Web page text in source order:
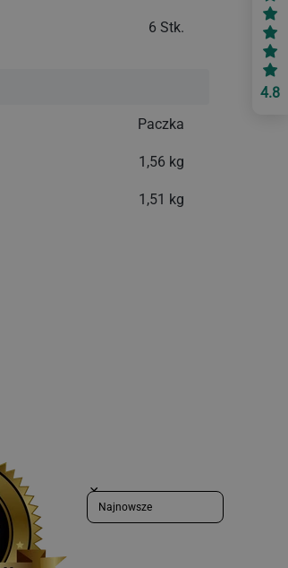
6 Stk.
Paczka
1,56 kg
1,51 kg
Sort reviews by
4.8